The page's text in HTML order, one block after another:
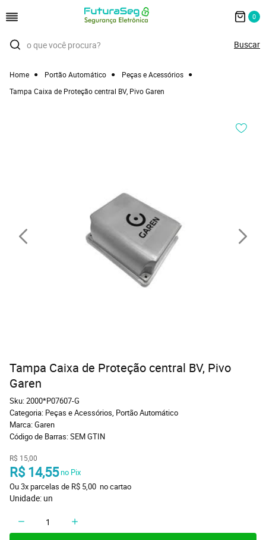
0
Home Portão Automático
Peças e Acessórios
Tampa Caixa de Proteção central BV, Pivo Garen
Tampa Caixa de Proteção central BV, Pivo
Garen
Sku:2000*P07607-G
Categoria: Peças e Acessórios, Portão Automático
Marca:Garen
Código de Barras:SEM GTIN
R$ 15,00
R$ 14,55 no Pix
Ou 3x parcelas de R$ 5,00 no cartao
Unidade: un